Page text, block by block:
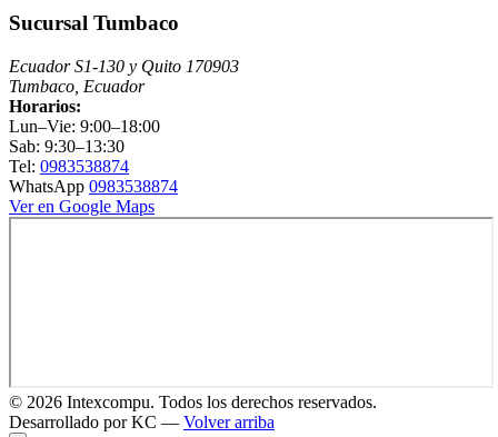
Sucursal Tumbaco
Ecuador S1-130 y Quito 170903
Tumbaco, Ecuador
Horarios:
Lun–Vie: 9:00–18:00
Sab: 9:30–13:30
Tel: 0983538874
WhatsApp 0983538874
Ver en Google Maps
© 2026 Intexcompu. Todos los derechos reservados.
Desarrollado por KC — Volver arriba